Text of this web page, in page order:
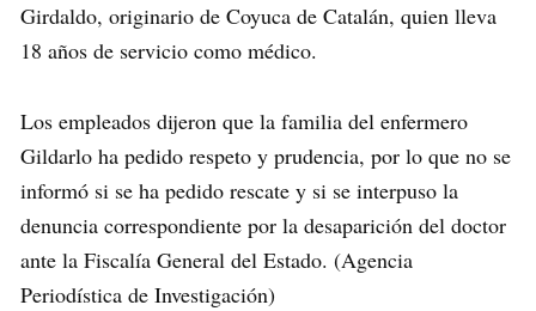
Girdaldo, originario de Coyuca de Catalán, quien lleva
18 años de servicio como médico.
Los empleados dijeron que la familia del enfermero
Gildarlo ha pedido respeto y prudencia, por lo que no se
informó si se ha pedido rescate y si se interpuso la
denuncia correspondiente por la desaparición del doctor
ante la Fiscalía General del Estado. (Agencia
Periodística de Investigación)